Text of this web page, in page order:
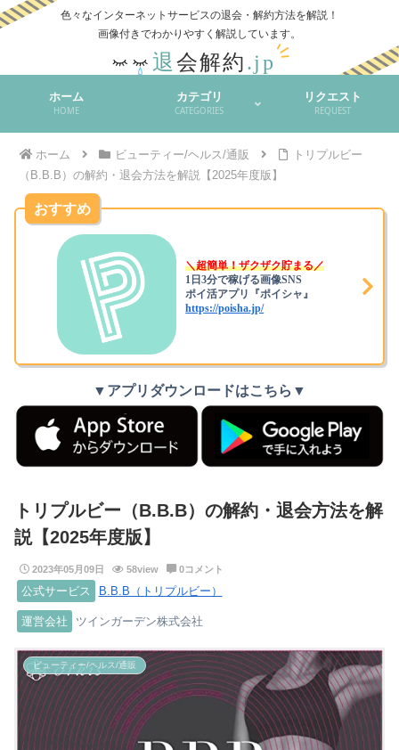
色々なインターネットサービスの退会・解約方法を解説！
ホーム
HOME
カテゴリ
CATEGORIES
リクエスト
REQUEST
ホーム ビューティー/ヘルス/通販
トリプルビー
（B.B.B）の解約・退会方法を解説【2025年度版】
おすすめ
＼超簡単！ザクザク貯まる／
1日3分で稼げる画像SNS
ポイ活アプリ『ポイシャ』
https://poisha.jp/
▼アプリダウンロードはこちら▼
トリプルビー（B.B.B）の解約・退会方法を解
説【2025年度版】
2023年05月09日 58view 0コメント
公式サービス B.B.B（トリプルビー）
運営会社 ツインガーデン株式会社
ビューティー/ヘルス/通販